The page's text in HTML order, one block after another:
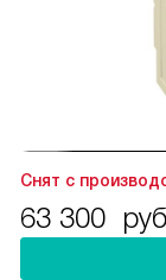
Снят с
63 300